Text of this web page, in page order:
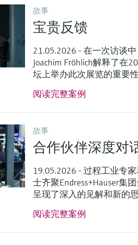
故事
宝贵反馈
21.05.2026 - 在一次访谈
Joachim Fröhlich解释了在
坛上举办此次展览的重要性
阅读完整案例
故事
合作伙伴深度对
19.05.2026 - 过程工业专
士齐聚Endress+Hauser集
呈现了深入的见解和新的思
阅读完整案例